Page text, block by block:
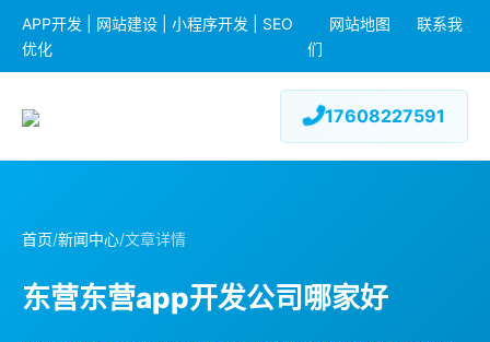
APP开发 | 网站建设 | 小程序开发 | SEO
优化
网站地图
联系我
们
17608227591
首页/新闻中心/文章详情
东营东营app开发公司哪家好